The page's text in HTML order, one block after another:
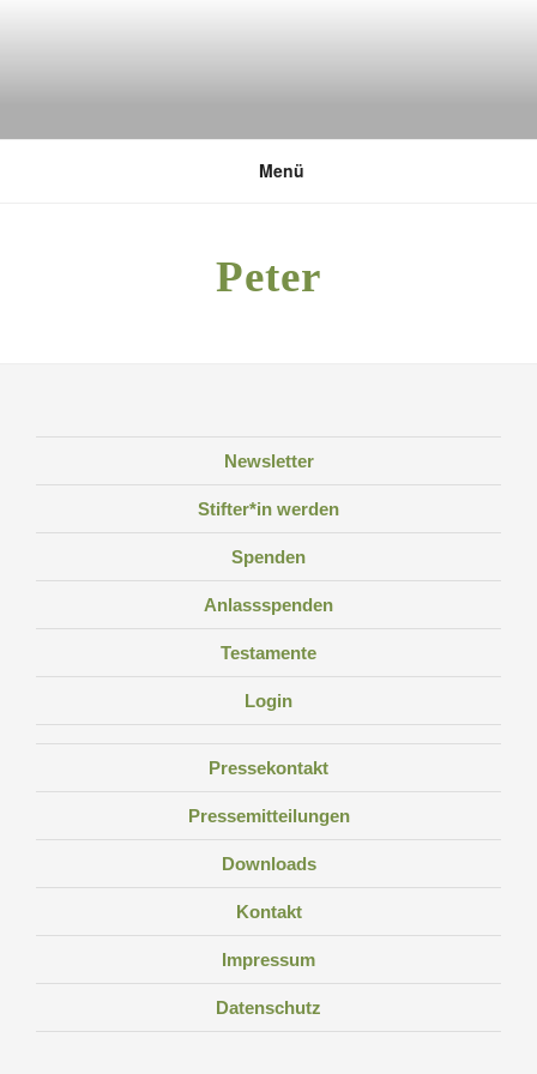
DEUTSCHE UMWELTSTIFTUNG
Menü
Peter
Newsletter
Stifter*in werden
Spenden
Anlassspenden
Testamente
Login
Pressekontakt
Pressemitteilungen
Downloads
Kontakt
Impressum
Datenschutz